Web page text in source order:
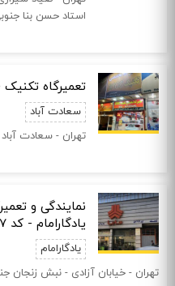
استاد حسن بنا
تعمیرگاه تکنیک 2000 در سعادت آباد
سعادت آباد
تهران - سعادت آباد
نمایندگی و
یادگارامام - کد 5777
یادگارامام
تهران - خيابان آزادی - نبش زنجان